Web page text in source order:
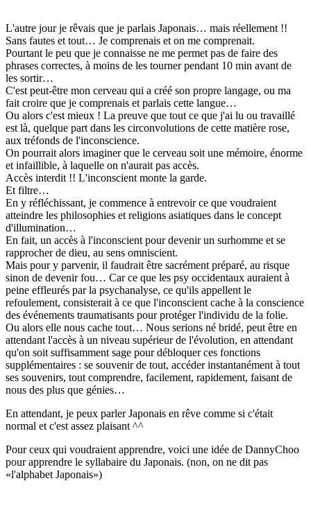
L'autre jour je rêvais que je parlais Japonais… mais réellement !!
Sans fautes et tout… Je comprenais et on me comprenait.
Pourtant le peu que je connaisse ne me permet pas de faire des
phrases correctes, à moins de les tourner pendant 10 min avant de
les sortir…
C'est peut-être mon cerveau qui a créé son propre langage, ou ma
fait croire que je comprenais et parlais cette langue…
Ou alors c'est mieux ! La preuve que tout ce que j'ai lu ou travaillé
est là, quelque part dans les circonvolutions de cette matière rose,
aux tréfonds de l'inconscience.
On pourrait alors imaginer que le cerveau soit une mémoire, énorme
et infaillible, à laquelle on n'aurait pas accès.
Accès interdit !! L'inconscient monte la garde.
Et filtre…
En y réfléchissant, je commence à entrevoir ce que voudraient
atteindre les philosophies et religions asiatiques dans le concept
d'illumination…
En fait, un accès à l'inconscient pour devenir un surhomme et se
rapprocher de dieu, au sens omniscient.
Mais pour y parvenir, il faudrait être sacrément préparé, au risque
sinon de devenir fou… Car ce que les psy occidentaux auraient à
peine effleurés par la psychanalyse, ce qu'ils appellent le
refoulement, consisterait à ce que l'inconscient cache à la conscience
des événements traumatisants pour protéger l'individu de la folie.
Ou alors elle nous cache tout… Nous serions né bridé, peut être en
attendant l'accès à un niveau supérieur de l'évolution, en attendant
qu'on soit suffisamment sage pour débloquer ces fonctions
supplémentaires : se souvenir de tout, accéder instantanément à tout
ses souvenirs, tout comprendre, facilement, rapidement, faisant de
nous des plus que génies…
En attendant, je peux parler Japonais en rêve comme si c'était
normal et c'est assez plaisant ^^
Pour ceux qui voudraient apprendre, voici une idée de DannyChoo
pour apprendre le syllabaire du Japonais. (non, on ne dit pas
«l'alphabet Japonais»)